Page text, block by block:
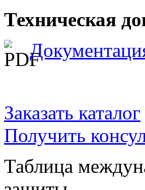
Техническая
Заказать каталог
Получить
Таблица